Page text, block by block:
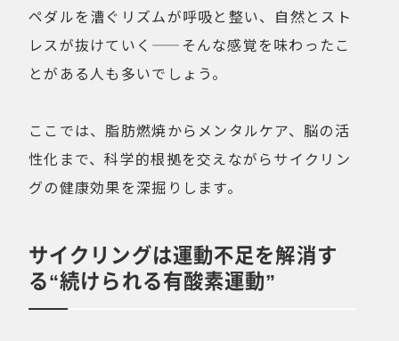
ペダルを漕ぐリズムが呼吸と整い、自然とスト
レスが抜けていく——そんな感覚を味わったこ
とがある人も多いでしょう。
ここでは、脂肪燃焼からメンタルケア、脳の活
性化まで、科学的根拠を交えながらサイクリン
グの健康効果を深掘りします。
サイクリングは運動不足を解消す
る“続けられる有酸素運動”